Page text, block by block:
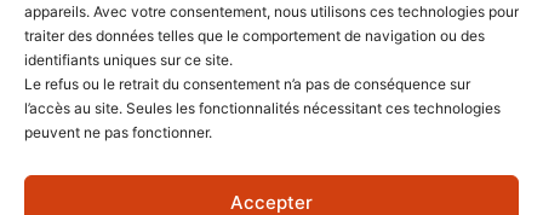
appareils. Avec votre consentement, nous utilisons ces technologies pour
traiter des données telles que le comportement de navigation ou des
identifiants uniques sur ce site.
Le refus ou le retrait du consentement n’a pas de conséquence sur
l’accès au site. Seules les fonctionnalités nécessitant ces technologies
peuvent ne pas fonctionner.
Accepter